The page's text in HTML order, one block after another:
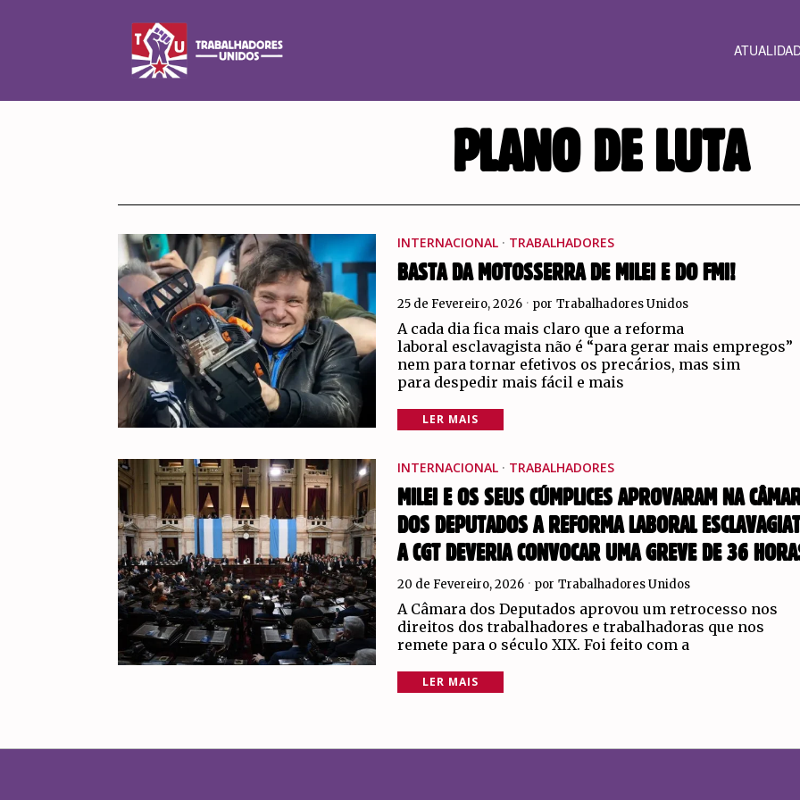
PLANO DE LUTA
INTERNACIONAL · TRABALHADORES
BASTA DA MOTOSSERRA DE MILEI E DO FMI!
25 de Fevereiro, 2026 por Trabalhadores Unidos
A cada dia fica mais claro que a reforma
laboral esclavagista não é “para gerar mais empregos”
nem para tornar efetivos os precários, mas sim
para despedir mais fácil e mais
LER MAIS
INTERNACIONAL · TRABALHADORES
MILEI E OS SEUS CÚMPLICES APROVARAM NA
DOS DEPUTADOS A REFORMA LABORAL
A CGT DEVERIA CONVOCAR UMA GREVE DE 36
20 de Fevereiro, 2026 por Trabalhadores Unidos
A Câmara dos Deputados aprovou um retrocesso nos
direitos dos trabalhadores e trabalhadoras que nos
remete para o século XIX. Foi feito com a
LER MAIS